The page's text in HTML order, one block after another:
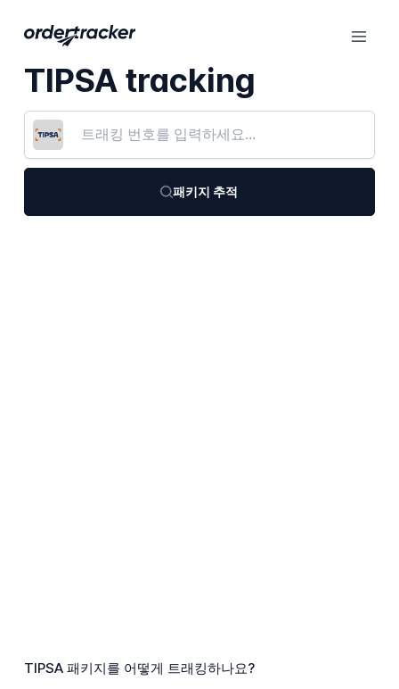
TIPSA tracking
패키지 추적
TIPSA 패키지를 어떻게 트래킹하나요?